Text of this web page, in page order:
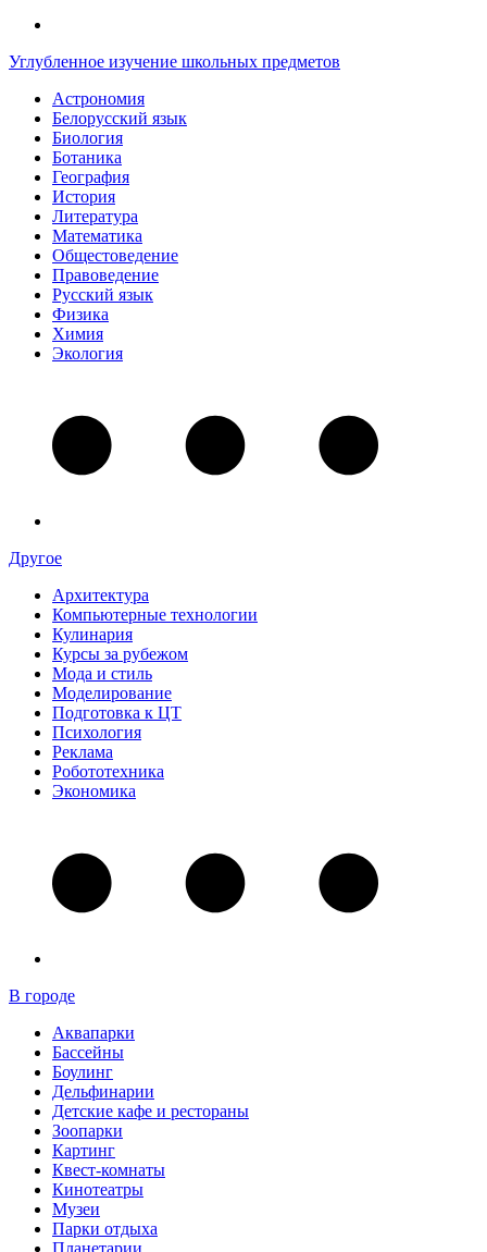
Углубленное изучение школьных предметов
Астрономия
Белорусский язык
Биология
Ботаника
География
История
Литература
Математика
Общестоведение
Правоведение
Русский язык
Физика
Химия
Экология
Другое
Архитектура
Компьютерные технологии
Кулинария
Курсы за рубежом
Мода и стиль
Моделирование
Подготовка к ЦТ
Психология
Реклама
Робототехника
Экономика
В городе
Аквапарки
Бассейны
Боулинг
Дельфинарии
Детские кафе и рестораны
Зоопарки
Картинг
Квест-комнаты
Кинотеатры
Музеи
Парки отдыха
Планетарии